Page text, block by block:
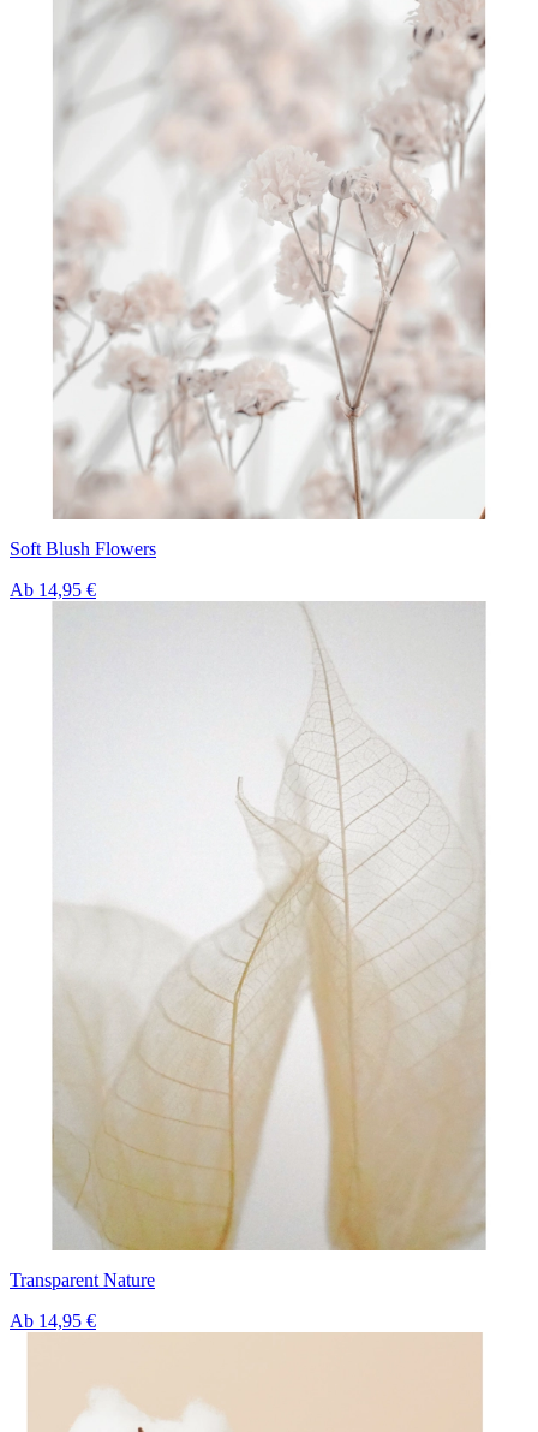
Soft Blush Flowers
Ab 14,95 €
Transparent Nature
Ab 14,95 €